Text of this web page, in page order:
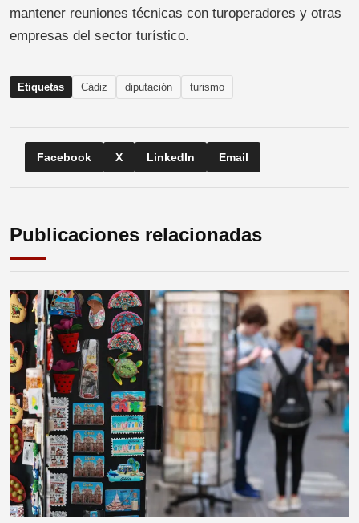
mantener reuniones técnicas con turoperadores y otras
empresas del sector turístico.
Etiquetas Cádiz diputación turismo
Facebook X LinkedIn Email
Publicaciones relacionadas